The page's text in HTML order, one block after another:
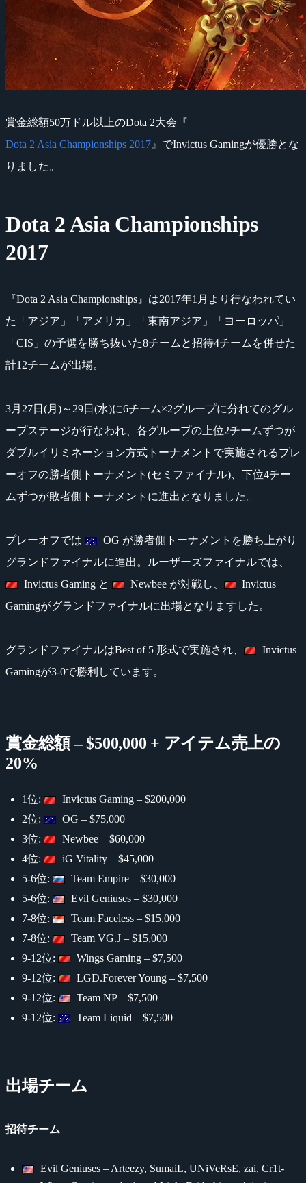
賞金総額50万ドル以上のDota 2大会『
Dota 2 Asia Championships 2017 』でInvictus Gamingが優勝とな
りました。
Dota 2 Asia Championships
2017
『Dota 2 Asia Championships』は2017年1月より行なわれてい
た「アジア」「アメリカ」「東南アジア」「ヨーロッパ」
「CIS」の予選を勝ち抜いた8チームと招待4チームを併せた
計12チームが出場。
3月27日(月)～29日(水)に6チーム×2グループに分れてのグル
ープステージが行なわれ、各グループの上位2チームずつが
ダブルイリミネーション方式トーナメントで実施されるプレ
ーオフの勝者側トーナメント(セミファイナル)、下位4チー
ムずつが敗者側トーナメントに進出となりました。
プレーオフでは
OG が勝者側トーナメントを勝ち上がり
グランドファイナルに進出。ルーザーズファイナルでは、
Invictus Gaming と
Newbee が対戦し、
Invictus
Gamingがグランドファイナルに出場となりますした。
グランドファイナルはBest of 5 形式で実施され、
Invictus
Gamingが3-0で勝利しています。
賞金総額 – $500,000 + アイテム売上の
20%
1位:
Invictus Gaming – $200,000
2位:
OG – $75,000
3位:
Newbee – $60,000
4位:
iG Vitality – $45,000
5-6位:
Team Empire – $30,000
5-6位:
Evil Geniuses – $30,000
7-8位:
Team Faceless – $15,000
7-8位:
Team VG.J – $15,000
9-12位:
Wings Gaming – $7,500
9-12位:
LGD.Forever Young – $7,500
9-12位:
Team NP – $7,500
9-12位:
Team Liquid – $7,500
出場チーム
招待チーム
Evil Geniuses – Arteezy, SumaiL, UNiVeRsE, zai, Cr1t-